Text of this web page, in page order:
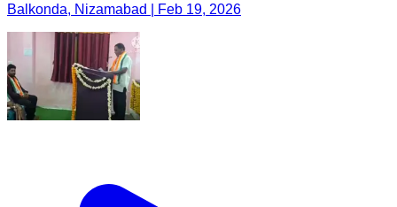
Balkonda, Nizamabad | Feb 19, 2026